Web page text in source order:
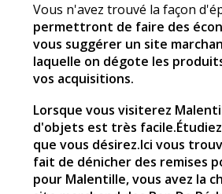
Vous n'avez trouvé la façon
permettront de faire des
vous suggérer un site
laquelle on dégote les
vos acquisitions.
Lorsque vous visiterez
d'objets est très
que vous désirez.Ici vous
fait de dénicher des remises
pour Malentille, vous avez la